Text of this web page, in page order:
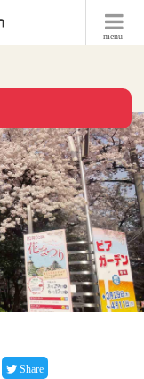
menu
Share